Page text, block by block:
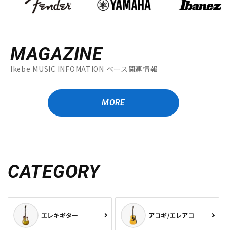
MAGAZINE
Ikebe MUSIC INFOMATION ベース関連情報
MORE
CATEGORY
エレキギター アコギ/エレアコ